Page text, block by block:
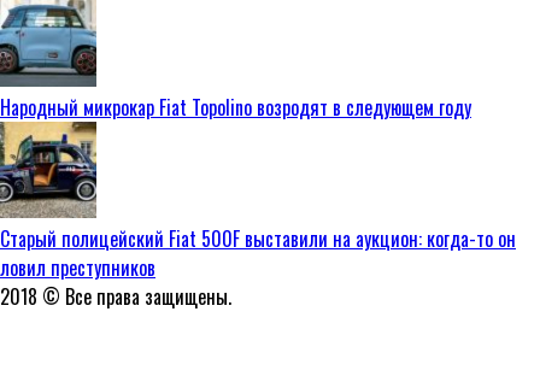
Народный микрокар Fiat Topolino возродят в следующем году
Старый полицейский Fiat 500F выставили на аукцион: когда-то он
ловил преступников
2018 © Все права защищены.